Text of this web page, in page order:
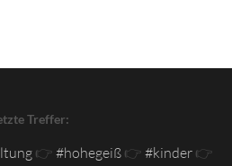
Treffer:
👉 #hohegeiß👉 #kinder👉